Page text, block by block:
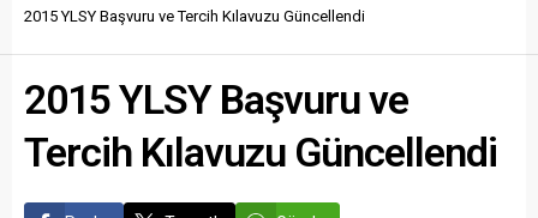
2015 YLSY Başvuru ve Tercih Kılavuzu Güncellendi
2015 YLSY Başvuru ve
Tercih Kılavuzu Güncellendi